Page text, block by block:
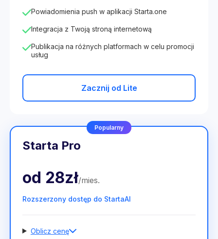
Powiadomienia push w aplikacji Starta.one
Integracja z Twoją stroną internetową
Publikacja na różnych platformach w celu promocji
usług
Zacznij od Lite
Popularny
Starta Pro
od 28zł/mies.
Rozszerzony dostęp do StartaAI
Oblicz cenę